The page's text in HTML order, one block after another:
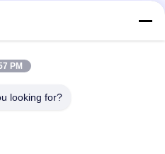
PM
looking for?